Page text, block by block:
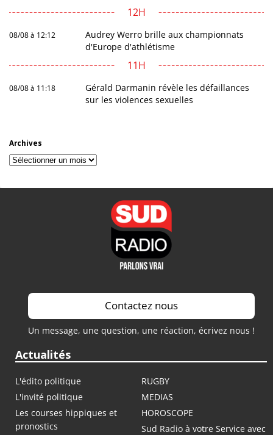
12H
08/08 à 12:12
Audrey Werro brille aux championnats
d'Europe d'athlétisme
11H
08/08 à 11:18
Gérald Darmanin révèle les défaillances
sur les violences sexuelles
Archives
Archives
Contactez nous
Un message, une question, une réaction, écrivez nous !
Actualités
L'édito politique
RUGBY
L'invité politique
MEDIAS
Les courses hippiques et
pronostics
HOROSCOPE
Sud Radio à votre Service avec